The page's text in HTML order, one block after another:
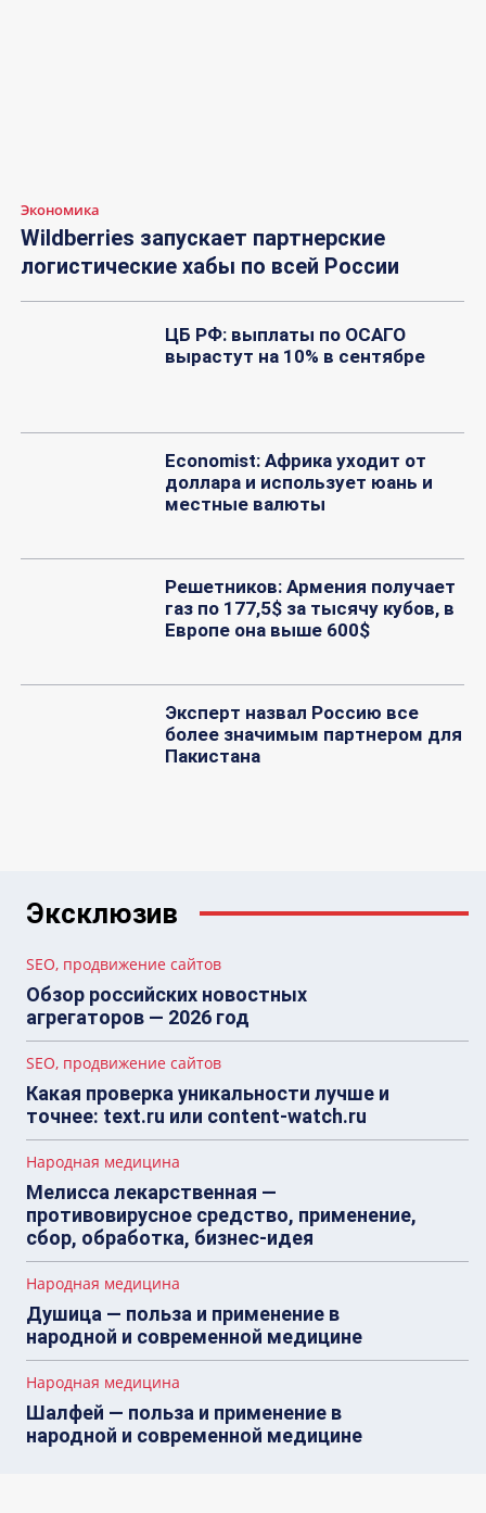
Экономика
Wildberries запускает партнерские
логистические хабы по всей России
ЦБ РФ: выплаты по ОСАГО
вырастут на 10% в сентябре
Economist: Африка уходит от
доллара и использует юань и
местные валюты
Решетников: Армения получает
газ по 177,5$ за тысячу кубов, в
Европе она выше 600$
Эксперт назвал Россию все
более значимым партнером для
Пакистана
Эксклюзив
SEO, продвижение сайтов
Обзор российских новостных
агрегаторов — 2026 год
SEO, продвижение сайтов
Какая проверка уникальности лучше и
точнее: text.ru или content-watch.ru
Народная медицина
Мелисса лекарственная —
противовирусное средство, применение,
сбор, обработка, бизнес-идея
Народная медицина
Душица — польза и применение в
народной и современной медицине
Народная медицина
Шалфей — польза и применение в
народной и современной медицине